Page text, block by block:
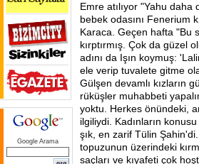
Google Arama
Emre atılıyor "Yahu
bebek odasını Fenerium
Karaca. Geçen hafta "Bu
kırptırmış. Çok da güzel
adını da Işın koymuş:
ele verip tuvalete gitme
Gülşen devamlı kızların
rüküşler muhabbeti
yoktu. Herkes önündeki,
ilgiliydi. Kadınların
şık, en zarif Tülin
topuzunun üzerindeki
saçları ve kıyafeti çok